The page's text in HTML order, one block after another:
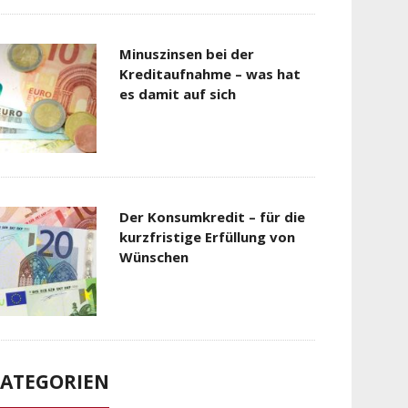
Minuszinsen bei der
Kreditaufnahme – was hat
es damit auf sich
Der Konsumkredit – für die
kurzfristige Erfüllung von
Wünschen